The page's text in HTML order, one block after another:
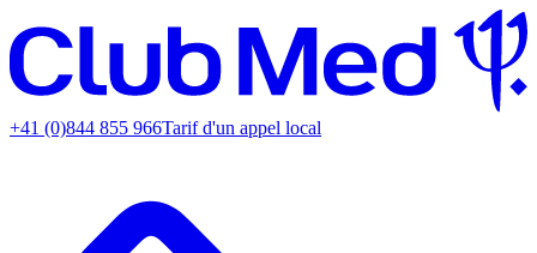
+41 (0)844 855 966Tarif d'un appel local